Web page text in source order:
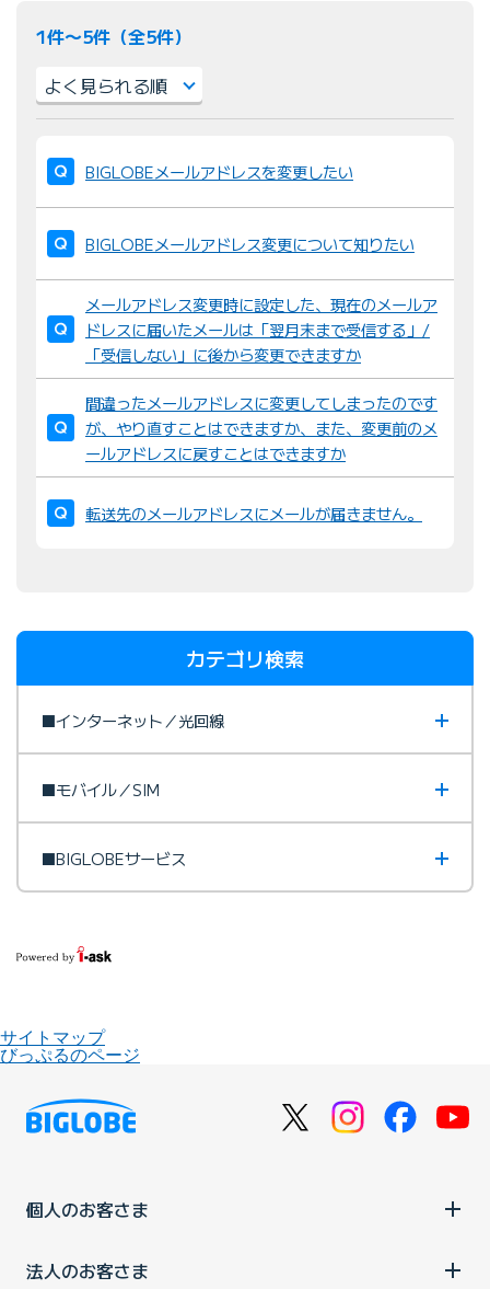
1件〜5件（全5件）
び
替
え
：
BIGLOBEメールアドレスを変更したい
BIGLOBEメールアドレス変更について知りたい
メールアドレス変更時に設定した、現在のメールア
ドレスに届いたメールは「翌月末まで受信する」/
「受信しない」に後から変更できますか
間違ったメールアドレスに変更してしまったのです
が、やり直すことはできますか、また、変更前のメ
ールアドレスに戻すことはできますか
転送先のメールアドレスにメールが届きません。
カテゴリ検索
■インターネット／光回線
■モバイル／SIM
■BIGLOBEサービス
サイトマップ
びっぷるのページ
個人のお客さま
法人のお客さま